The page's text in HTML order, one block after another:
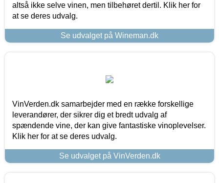
altså ikke selve vinen, men tilbehøret dertil. Klik her for
at se deres udvalg.
Se udvalget på Wineman.dk
VinVerden.dk samarbejder med en række forskellige
leverandører, der sikrer dig et bredt udvalg af
spændende vine, der kan give fantastiske vinoplevelser.
Klik her for at se deres udvalg.
Se udvalget på VinVerden.dk